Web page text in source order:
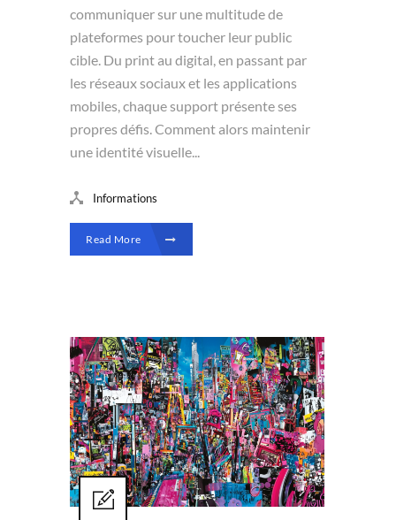
communiquer sur une multitude de
plateformes pour toucher leur public
cible. Du print au digital, en passant par
les réseaux sociaux et les applications
mobiles, chaque support présente ses
propres défis. Comment alors maintenir
une identité visuelle...
Informations
Read More